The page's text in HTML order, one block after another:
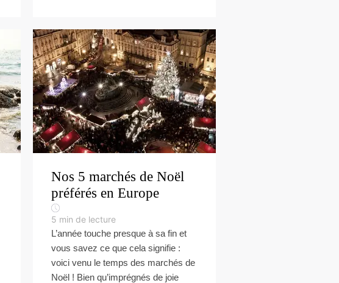
Nos 5 marchés de Noël
préférés en Europe
5 min de lecture
L’année touche presque à sa fin et
vous savez ce que cela signifie :
voici venu le temps des marchés de
Noël ! Bien qu’imprégnés de joie